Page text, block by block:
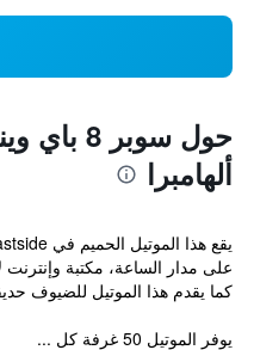
حول
ألهامبرا
على مدار الساعة، مكتبة
كما يقدم هذا الموتيل للضيوف
يوفر الموتيل 50 غرفة كل ...